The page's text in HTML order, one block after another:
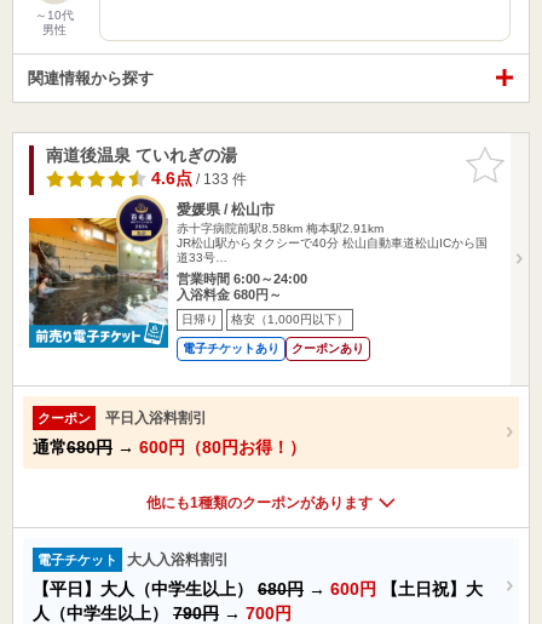
～10代
男性
関連情報から探す
お気に入
りに追加
南道後温泉 ていれぎの湯
4.6点/ 133 件
愛媛県 / 松山市
赤十字病院前駅8.58km 梅本駅2.91km
JR松山駅からタクシーで40分 松山自動車道松山ICから国
道33号…
営業時間 6:00～24:00
入浴料金 680円～
日帰り 格安（1,000円以下）
電子チケットあり クーポンあり
クーポン 平日入浴料割引
通常680円 → 600円（80円お得！）
他にも1種類のクーポンがあります
電子チケット 大人入浴料割引
【平日】大人（中学生以上） 680円 → 600円
【土日祝】大
人（中学生以上） 790円 → 700円